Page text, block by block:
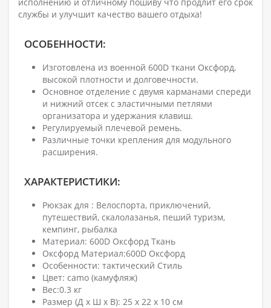
службы и улучшит качество вашего отдыха!
ОСОБЕННОСТИ:
Изготовлена из военной 600D ткани Оксфорд,
высокой плотности и долговечности.
Основное отделение с двумя карманами спереди
и нижний отсек с эластичными петлями
организатора и удержания клавиш.
Регулируемый плечевой ремень.
Различные точки крепления для модульного
расширения.
ХАРАКТЕРИСТИКИ:
Рюкзак для : Велоспорта, приключений,
путешествий, скалолазанья, пеший туризм,
кемпинг, рыбалка
Материал: 600D Оксфорд Ткань
Оксфорд Материал:600D Оксфорд
Особенности: тактический Стиль
Цвет: camo (камуфляж)
Вес:0.3 кг
Размер (Д х Ш х В): 25 x 22 x 10 см